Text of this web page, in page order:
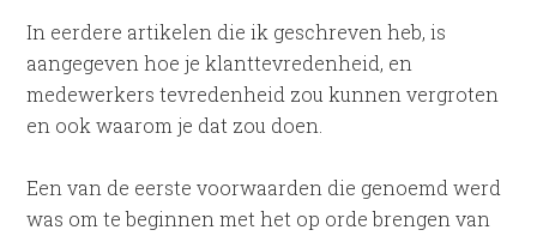
In eerdere artikelen die ik geschreven heb, is
aangegeven hoe je klanttevredenheid, en
medewerkers tevredenheid zou kunnen vergroten
en ook waarom je dat zou doen.
Een van de eerste voorwaarden die genoemd werd
was om te beginnen met het op orde brengen van